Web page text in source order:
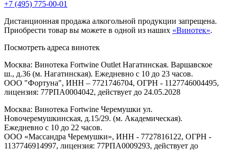
+7 (495) 775-00-01
Дистанционная продажа алкогольной продукции запрещена.
Приобрести товар вы можете в одной из наших «Винотек».
Посмотреть адреса винотек
Москва: Винотека Fortwine Outlet Нагатинская. Варшавское
ш., д.36 (м. Нагатинская). Ежедневно с 10 до 23 часов.
ООО "Фортуна", ИНН – 7721746704, ОГРН - 1127746004495,
лицензия: 77РПА0004042, действует до 24.05.2028
Москва: Винотека Fortwine Черемушки ул.
Новочеремушкинская, д.15/29. (м. Академическая).
Ежедневно с 10 до 22 часов.
ООО «Массандра Черемушки», ИНН - 7727816122, ОГРН -
1137746914997, лицензия: 77РПА0009293, действует до